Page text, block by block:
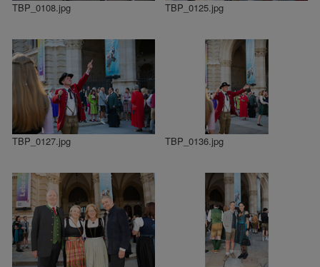
TBP_0108.jpg TBP_0125.jpg
TBP_0127.jpg TBP_0136.jpg